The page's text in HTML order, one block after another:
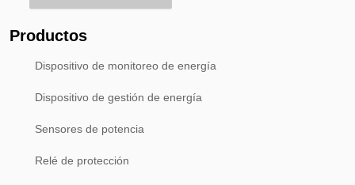
Productos
Dispositivo de monitoreo de energía
Dispositivo de gestión de energía
Sensores de potencia
Relé de protección